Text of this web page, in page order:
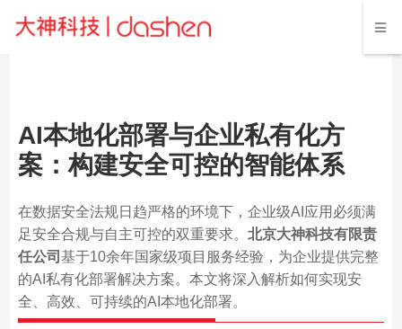
AI本地化部署与企业私有化方
案：构建安全可控的智能体系
在数据安全法规日趋严格的环境下，企业级AI应用必须满
足安全合规与自主可控的双重要求。 北京大神科技有限责
任公司 基于10余年国家级项目服务经验，为企业提供完整
的AI私有化部署解决方案。本文将深入解析如何实现安
全、高效、可持续的AI本地化部署。